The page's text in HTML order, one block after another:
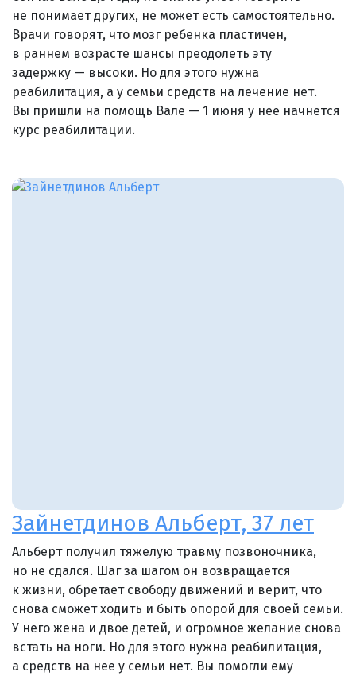
не понимает других, не может есть самостоятельно.
Врачи говорят, что мозг ребенка пластичен,
в раннем возрасте шансы преодолеть эту
задержку — высоки. Но для этого нужна
реабилитация, а у семьи средств на лечение нет.
Вы пришли на помощь Вале — 1 июня у нее начнется
курс реабилитации.
Зайнетдинов Альберт, 37 лет
Альберт получил тяжелую травму позвоночника,
но не сдался. Шаг за шагом он возвращается
к жизни, обретает свободу движений и верит, что
снова сможет ходить и быть опорой для своей семьи.
У него жена и двое детей, и огромное желание снова
встать на ноги. Но для этого нужна реабилитация,
а средств на нее у семьи нет. Вы помогли ему